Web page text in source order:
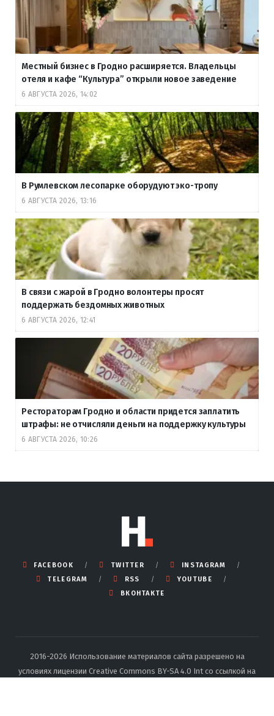
Местный бизнес в Гродно расширяется. Владельцы
отеля и кафе “Культура” открыли новое заведение
6 АВГУСТА 2026, 14:02
В Румлевском лесопарке оборудуют эко-тропу
6 АВГУСТА 2026, 13:16
В связи с жарой в Гродно волонтеры просят
поддержать бездомных животных
6 АВГУСТА 2026, 12:41
Рестораторам Гродно и области придется заплатить
штрафы: не отчисляли деньги на поддержку культуры
6 АВГУСТА 2026, 10:26
FACEBOOK TWITTER
INSTAGRAM
TELEGRAM
RSS
YOUTUBE
ВКОНТАКТЕ
2016-2026 Использование материалов сайта разрешено на
условиях лицензии Creative Commons BY-SA 4.0 Int со ссылкой на